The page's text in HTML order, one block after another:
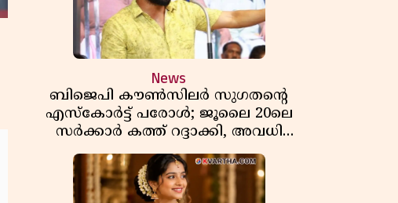
News
ബിജെപി കൗൺസിലർ സുഗതന്റെ
എസ്‌കോർട്ട് പരോൾ; ജൂലൈ 20ലെ
സർക്കാർ കത്ത് റദ്ദാക്കി, അവധി
ഫയലിലെ വീഴ്ചകളിൽ മുഖ്യമന്ത്രിയുടെ
ഓഫീസ് അന്വേഷണത്തിന് ഉത്തരവിട്ടു